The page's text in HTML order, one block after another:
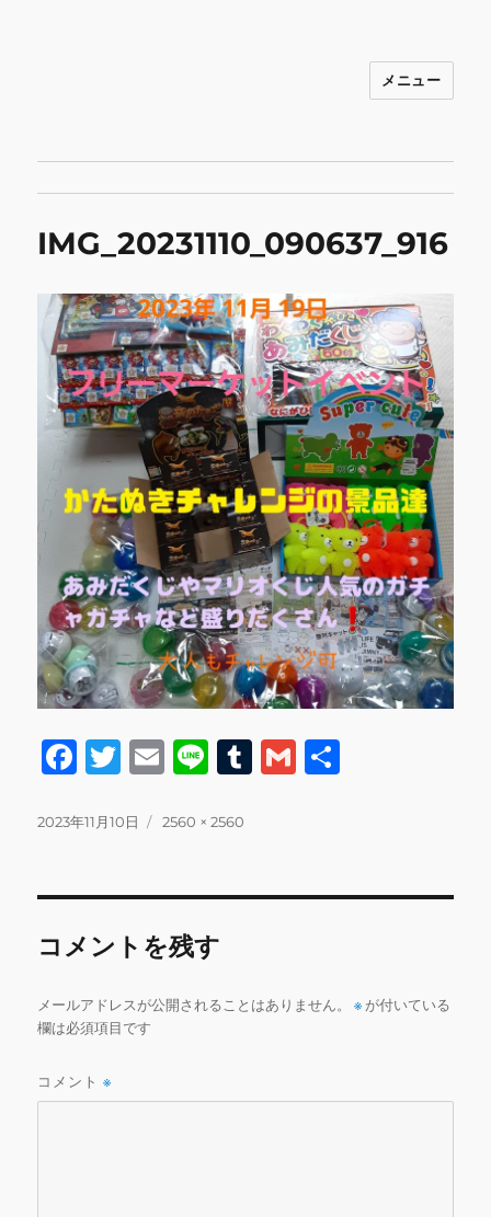
INNOCENCE ～日常に彩りを～ フ
物 etc販売 江戸川区瑞江
メニュー
IMG_20231110_090637_916
F
c
b
o
o
k
T
it
r
E
ai
Li
e
T
r
G
投
2023年11月10日
フ
2560 × 2560
コメントを残す
メールアドレスが公開されることはありません。 ※ が付いている
欄は必須項目です
コメント※